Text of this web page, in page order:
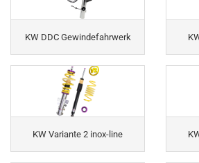
KW DDC Gewindefahrwerk
KW Variante 2 inox-line